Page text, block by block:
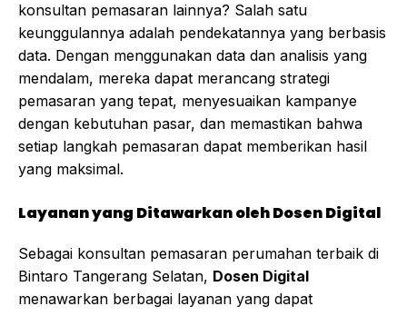
konsultan pemasaran lainnya? Salah satu
keunggulannya adalah pendekatannya yang berbasis
data. Dengan menggunakan data dan analisis yang
mendalam, mereka dapat merancang strategi
pemasaran yang tepat, menyesuaikan kampanye
dengan kebutuhan pasar, dan memastikan bahwa
setiap langkah pemasaran dapat memberikan hasil
yang maksimal.
Layanan yang Ditawarkan oleh Dosen Digital
Sebagai konsultan pemasaran perumahan terbaik di
Bintaro Tangerang Selatan, Dosen Digital
menawarkan berbagai layanan yang dapat